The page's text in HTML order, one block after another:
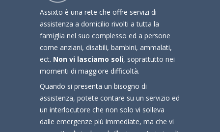
Assixto è una rete che offre servizi di
assistenza a domicilio rivolti a tutta la
famiglia nel suo complesso ed a persone
come anziani, disabili, bambini, ammalati,
ect. Non vi lasciamo soli, soprattutto nei
momenti di maggiore difficoltà.
Quando si presenta un bisogno di
assistenza, potete contare su un servizio ed
un interlocutore che non solo vi solleva
dalle emergenze più immediate, ma che vi